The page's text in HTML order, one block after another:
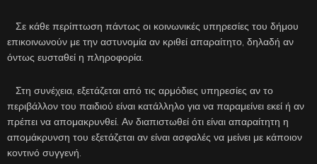
Σε κάθε περίπτωση πάντως οι κοινωνικές υπηρεσίες του δήμου
επικοινωνούν με την αστυνομία αν κριθεί απαραίτητο, δηλαδή αν
όντως ευσταθεί η πληροφορία.
Στη συνέχεια, εξετάζεται από τις αρμόδιες υπηρεσίες αν το
περιβάλλον του παιδιού είναι κατάλληλο για να παραμείνει εκεί ή αν
πρέπει να απομακρυνθεί. Αν διαπιστωθεί ότι είναι απαραίτητη η
απομάκρυνση του εξετάζεται αν είναι ασφαλές να μείνει με κάποιον
κοντινό συγγενή.